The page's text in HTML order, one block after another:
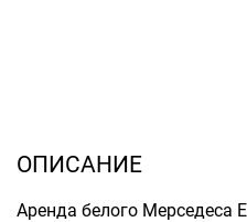
ОПИСАНИЕ
Аренда белого Мерседеса